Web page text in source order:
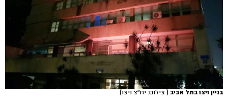
בניין ויצו בתל אביב ( צילום: יח"צ ויצו)